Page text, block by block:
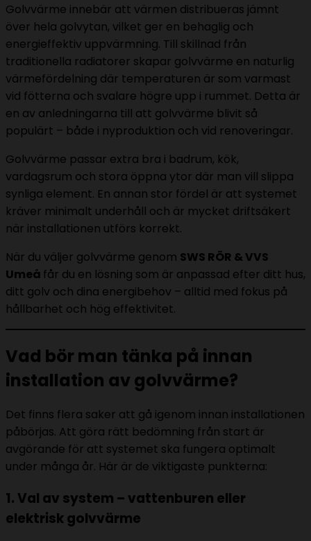
Golvvärme innebär att värmen distribueras jämnt
över hela golvytan, vilket ger en behaglig och
energieffektiv uppvärmning. Till skillnad från
traditionella radiatorer skapar golvvärme en naturlig
värmefördelning där temperaturen är som varmast
vid fötterna och svalare högre upp i rummet. Detta är
en av anledningarna till att golvvärme blivit så
populärt – både i nyproduktion och vid renoveringar.
Golvvärme passar extra bra i badrum, kök,
vardagsrum och stora öppna ytor där man vill slippa
synliga element. En annan stor fördel är att systemet
kräver minimalt underhåll och är mycket driftsäkert
när installationen utförs korrekt.
När du väljer golvvärme genom SWS RÖR & VVS
Umeå får du en lösning som är anpassad efter ditt hus,
ditt golv och dina energibehov – alltid med fokus på
hållbarhet och hög effektivitet.
Vad bör man tänka på innan
installation av golvvärme?
Det finns flera saker att gå igenom innan installationen
påbörjas. Att göra rätt bedömning från start är
avgörande för att systemet ska fungera optimalt
under många år. Här är de viktigaste punkterna:
1. Val av system – vattenburen eller
elektrisk golvvärme